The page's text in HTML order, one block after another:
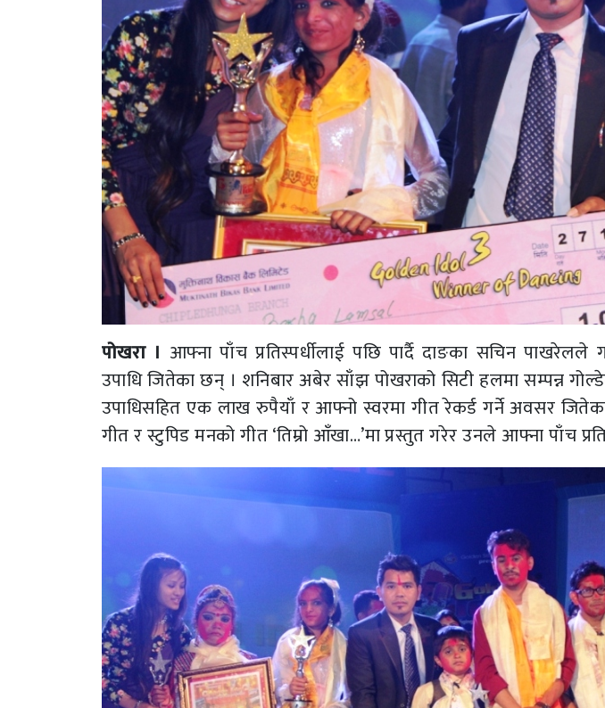
पोखरा । आफ्ना पाँच प्रतिस्पर्धीलाई पछि पार्दै दाङका सचिन पाखरेलले
उपाधि जितेका छन् । शनिबार अबेर साँझ पोखराको सिटी हलमा सम्पन्न
उपाधिसहित एक लाख रुपैयाँ र आफ्नो स्वरमा गीत रेकर्ड गर्ने अवसर जितेका
गीत र स्टुपिड मनको गीत ‘तिम्रो आँखा…’मा प्रस्तुत गरेर उनले आफ्ना पाँच